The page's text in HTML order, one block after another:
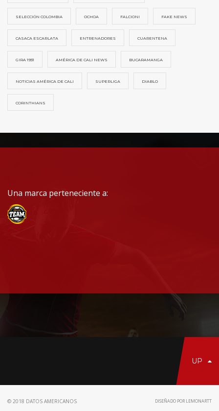
SELECCIÓN COLOMBIA OCHOA FALCIONI FAKE NEWS
CASACA ESCARLATA ENTRENADORES CUARENTENA
GIRA 1931 AMÉRICA DE CALI NEWS BUCARAMANGA
NOTICIAS AMÉRICA DE CALI SUPERLIGA DIABLO
CORINTHIANS
Una marca perteneciente a:
UP
© 2018 DATOS AMERICANOS DISEÑADO POR LEMONARTT